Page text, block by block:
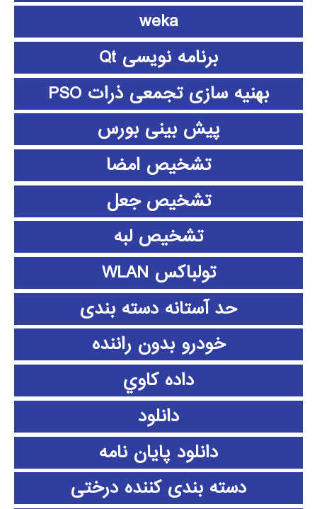
weka
برنامه نویسی Qt
بهنیه سازی تجمعی ذرات PSO
پیش بینی بورس
تشخیص امضا
تشخیص جعل
تشخیص لبه
تولباکس WLAN
حد آستانه دسته بندی
خودرو بدون راننده
داده كاوي
دانلود
دانلود پايان نامه
دسته بندی کننده درختی